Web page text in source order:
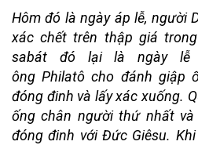
Hôm đó là ngày áp lễ, người
xác chết trên thập giá
sabát đó lại là ngày
ông Philatô cho đánh giập
đóng đinh và lấy xác xuống.
ống chân người thứ nhất
đóng đinh với Đức Giêsu.